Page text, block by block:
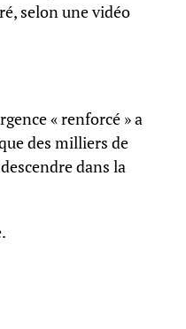
selon une vidéo
« renforcé » a
des milliers de
dans la